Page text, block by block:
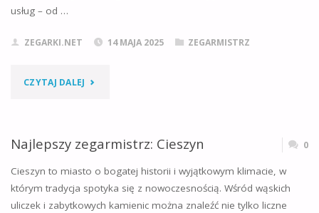
usług – od …
ZEGARKI.NET 14 MAJA 2025 ZEGARMISTRZ
CZYTAJ DALEJ "NAJLEPSZY
Najlepszy zegarmistrz: Cieszyn 0
Cieszyn to miasto o bogatej historii i wyjątkowym klimacie, w
którym tradycja spotyka się z nowoczesnością. Wśród wąskich
uliczek i zabytkowych kamienic można znaleźć nie tylko liczne